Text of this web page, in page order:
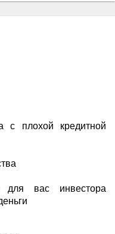
с плохой кредитной
вас инвестора